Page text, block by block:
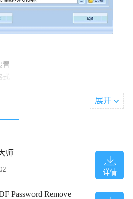
置
式
进入安装界面
进入下一步
展开
详情
师
Password Remove